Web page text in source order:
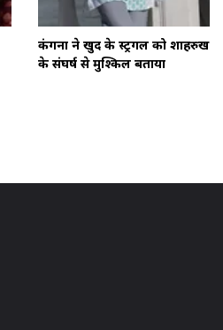
कंगना ने खुद के स्ट्रगल को शाहरुख
के संघर्ष से मुश्किल बताया